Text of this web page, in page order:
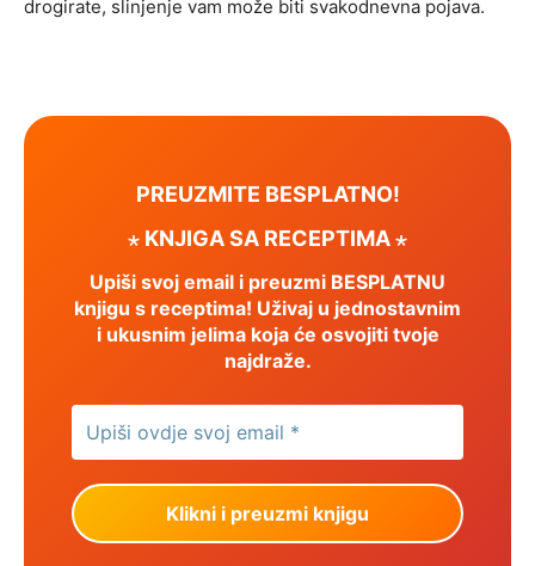
drogirate, slinjenje vam može biti svakodnevna pojava.
PREUZMITE BESPLATNO!
⋆ KNJIGA SA RECEPTIMA ⋆
Upiši svoj email i preuzmi BESPLATNU
knjigu s receptima! Uživaj u jednostavnim
i ukusnim jelima koja će osvojiti tvoje
najdraže.